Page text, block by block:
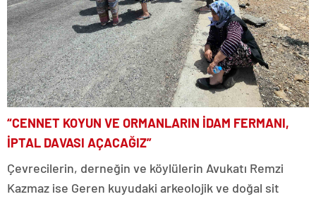
“CENNET KOYUN VE ORMANLARIN İDAM FERMANI,
İPTAL DAVASI AÇACAĞIZ”
Çevrecilerin, derneğin ve köylülerin Avukatı Remzi
Kazmaz ise Geren kuyudaki arkeolojik ve doğal sit